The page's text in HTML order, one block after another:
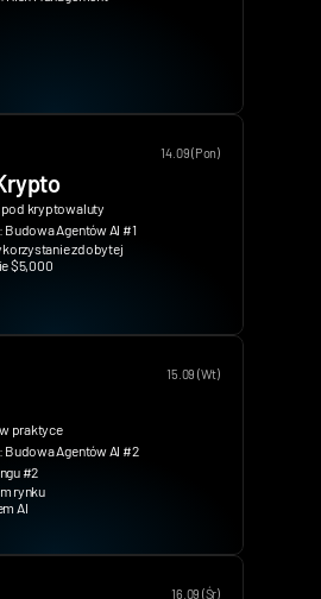
14.09 (Pon)
kryptowaluty
Budowa Agentów AI #1
zdobytej
$5,000
15.09 (Wt)
w praktyce
Budowa Agentów AI #2
#2
rynku
AI
16.09 (Śr)